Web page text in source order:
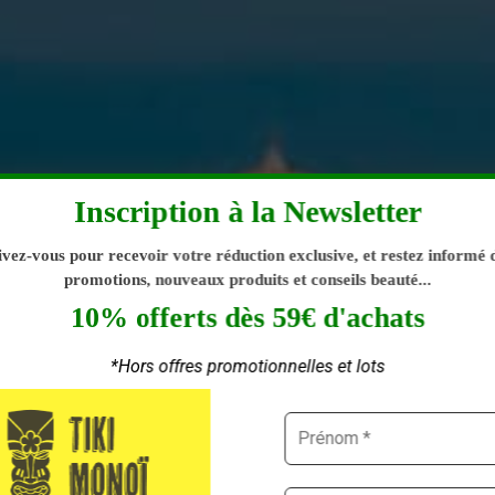
EXCLUSIVE &
TIKI EN FLACON DE
Inscription à la Newsletter
vous pour recevoir votre réduction exclusive, et restez informé
promotions, nouveaux produits et conseils beauté...
10% offerts dès 59€ d'achats
*Hors offres promotionnelles et lots